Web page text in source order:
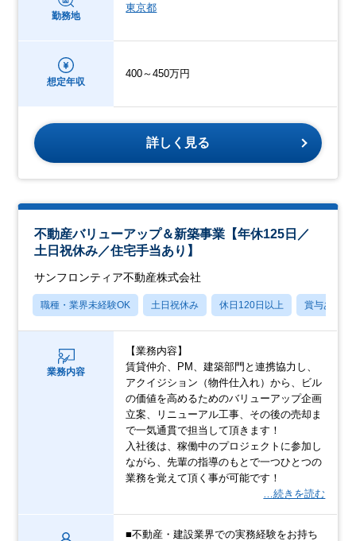
勤務地
東京都
想定年収
400～450万円
詳しく見る
不動産バリューアップ＆新築事業【年休125日／
土日祝休み／住宅手当あり】
サンフロンティア不動産株式会社
職種・業界未経験OK 土日祝休み 休日120日以上 賞与あり
業務内容
【業務内容】
賃貸仲介、PM、建築部門と連携協力し、
アクイジション（物件仕入れ）から、ビル
の価値を高めるためのバリューアップ企画
立案、リニューアル工事、その後の売却ま
で一気通貫で担当して頂きます！
入社後は、稼働中のプロジェクトに参加し
ながら、先輩の指導のもとで一つひとつの
業務を覚えて頂く事が可能です！
…続きを読む
■不動産・建設業界での実務経験をお持ち